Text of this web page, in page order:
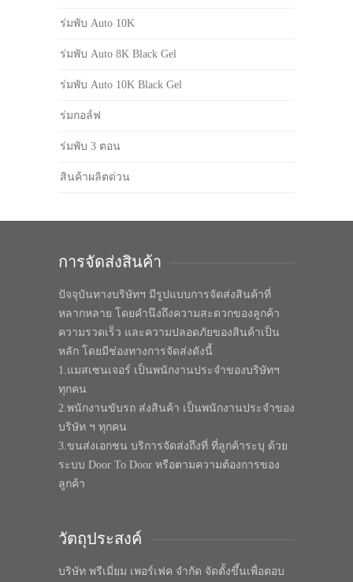
ร่มพับ Auto 10K
ร่มพับ Auto 8K Black Gel
ร่มพับ Auto 10K Black Gel
ร่มกอล์ฟ
ร่มพับ 3 ตอน
สินค้าผลิตด่วน
การจัดส่งสินค้า
ปัจจุบันทางบริษัทฯ มีรูปแบบการจัดส่งสินค้าที่
หลากหลาย โดยคำนึงถึงความสะดวกของลูกค้า
ความรวดเร็ว และความปลอดภัยของสินค้าเป็น
หลัก โดยมีช่องทางการจัดส่งดังนี้
1.แมสเซนเจอร์ เป็นพนักงานประจำของบริษัทฯ
ทุกคน
2.พนักงานขับรถ ส่งสินค้า เป็นพนักงานประจำของ
บริษัท ฯ ทุกคน
3.ขนส่งเอกชน บริการจัดส่งถึงที่ ที่ลูกค้าระบุ ด้วย
ระบบ Door To Door หรือตามความต้องการของ
ลูกค้า
วัตถุประสงค์
บริษัท พรีเมี่ยม เพอร์เฟค จำกัด จัดตั้งขึ้นเพื่อตอบ